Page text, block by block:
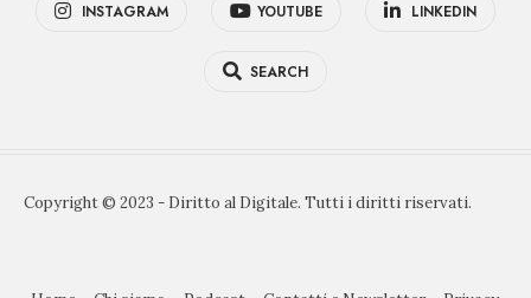
INSTAGRAM YOUTUBE LINKEDIN
SEARCH
Copyright © 2023 - Diritto al Digitale. Tutti i diritti riservati.